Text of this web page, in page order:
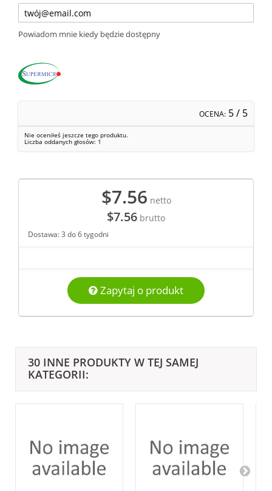
Powiadom mnie kiedy będzie dostępny
OCENA: 5/ 5
Nie oceniłeś jeszcze tego produktu.
Liczba oddanych głosów: 1
$7.56 netto
$7.56 brutto
Dostawa: 3 do 6 tygodni
Zapytaj o produkt
30 INNE PRODUKTY W TEJ SAMEJ
KATEGORII: